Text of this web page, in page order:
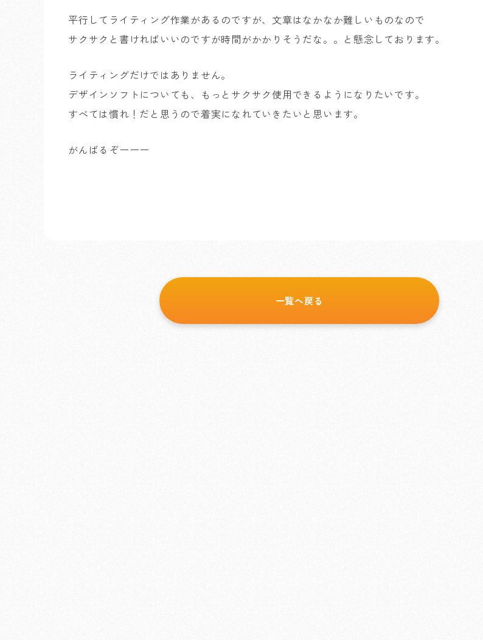
平行してライティング作業があるのですが、文章はなかなか難しいものなので
サクサクと書ければいいのですが時間がかかりそうだな。。と懸念しております。
ライティングだけではありません。
デザインソフトについても、もっとサクサク使用できるようになりたいです。
すべては慣れ！だと思うので着実になれていきたいと思います。
がんばるぞーーー
一覧へ戻る